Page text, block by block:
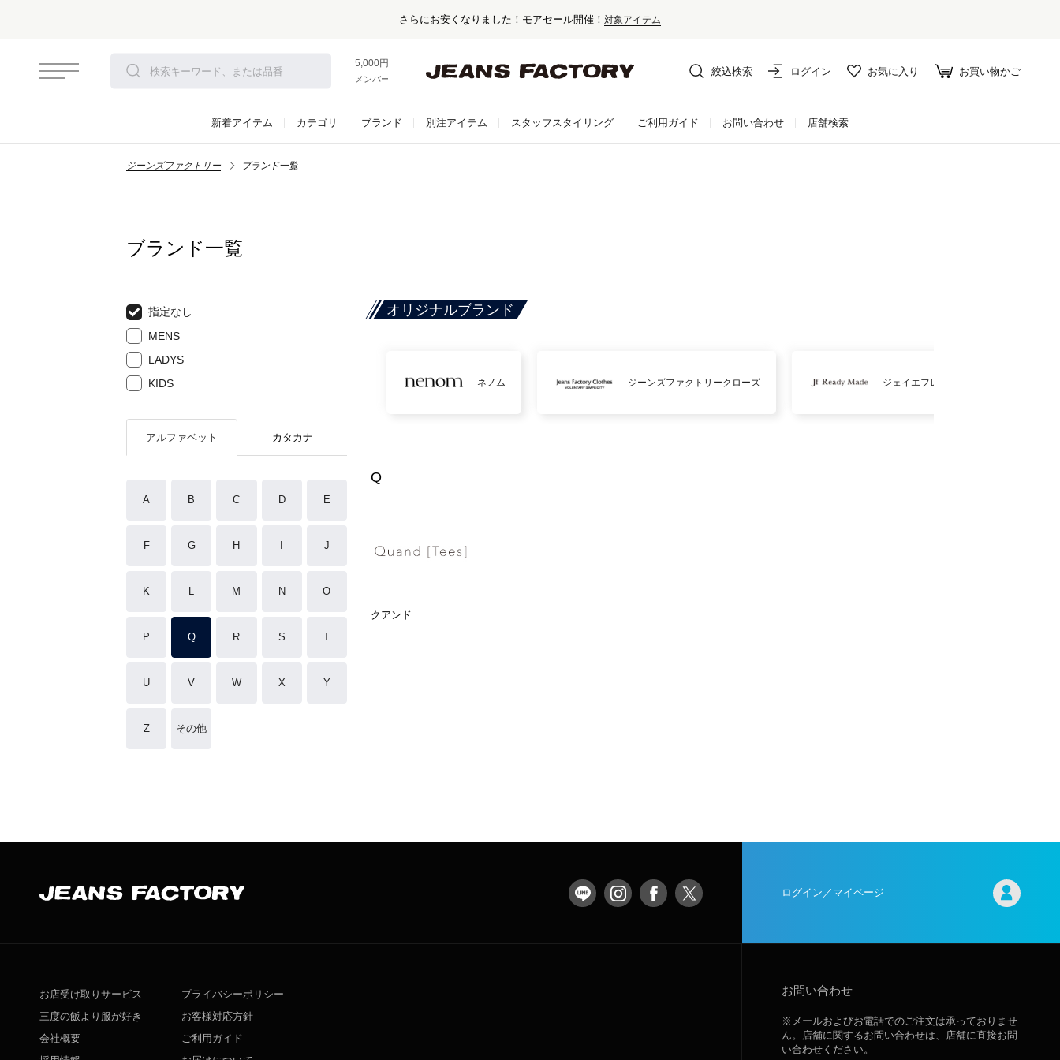
さらにお安くなりました！モアセール開催！ 対象アイテム
5,000円以上お買い上げで送料無料！
メンバー登録でお得な情報をゲット。さらに詳しく
絞込検索 ログイン お気に入り お買い物かご
新着アイテム カテゴリ ブランド 別注アイテム スタッフスタイリング ご利用ガイド お問い合わせ 店舗検索
ジーンズファクトリー ブランド一覧
ブランド一覧
指定なし
MENS
LADYS
KIDS
アルファベット カタカナ
A B C D E
F G H J
K L M N O
P Q R S T
U V W X Y
Z その他
オリジナルブランド
ネノム ジーンズファクトリークローズ ジェイエフレディメイド
Q
クアンド
ログイン／マイページ
お店受け取りサービス
三度の飯より服が好き
会社概要
プライバシーポリシー
お客様対応方針
ご利用ガイド
お問い合わせ
※メールおよびお電話でのご注文は承っておりませ
ん。店舗に関するお問い合わせは、店舗に直接お問
い合わせください。